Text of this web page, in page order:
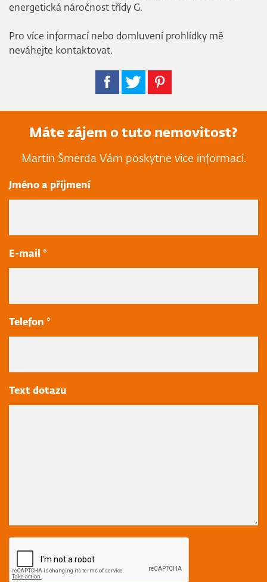
energetická náročnost třídy G.
Pro více informací nebo domluvení prohlídky mě
neváhejte kontaktovat.
Máte zájem o tuto nemovitost?
Martin Šmerda Vám poskytne více informací.
Jméno a příjmení
E-mail *
Telefon *
Text dotazu